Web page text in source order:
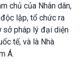
chủ của Nhân dân,
lập, tổ chức ra
sở pháp lý đại diện
tế, và là Nhà
Á.